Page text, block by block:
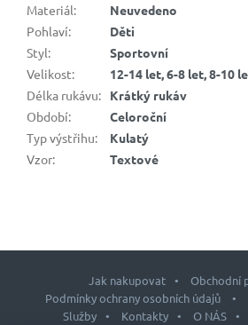
Materiál:
Neuvedeno
Pohlaví:
Děti
Styl:
Sportovní
Velikost:
12-14 let, 6-8 let, 8-10
Délka rukávu:
Krátký rukáv
Období:
Celoroční
Typ výstřihu:
Kulatý
Vzor: Textové
Jak nakupovat
Obchodní
Podmínky ochrany osobních údajů
Služby
Kontakty O NÁS